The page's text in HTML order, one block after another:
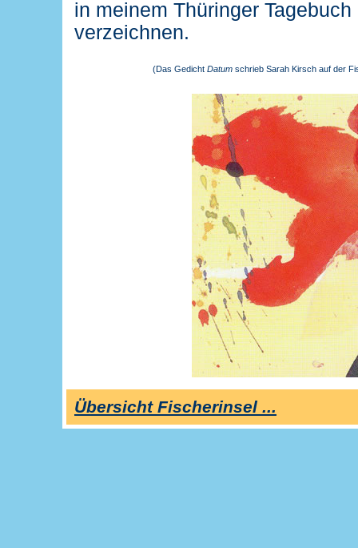
in meinem Thüringer Tagebuch
verzeichnen.
(Das Gedicht Datum schrieb Sarah Kirsch auf der
Übersicht Fischerinsel ...